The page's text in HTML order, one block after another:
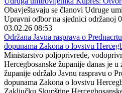
Obavještavaju se članovi Udruge
Upravni odbor na sjednici održanoj
03.02.26 08:53
Održana Javna rasprava o
dopunama Zakona o lovstvu
Ministarstvo poljoprivrede,
Hercegbosanske županije danas je
županije održalo Javnu raspravu o
dopunama Zakona o lovstvu
Zaključku Skupštine